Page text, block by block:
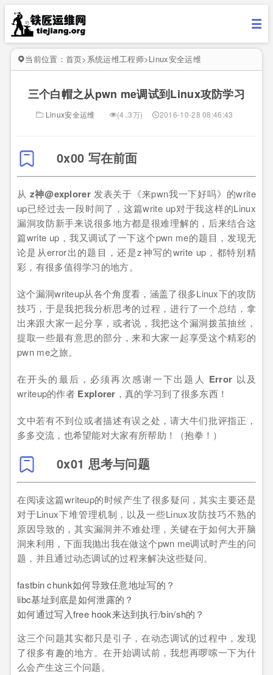
当前位置： 首页> 系统运维工程师>Linux安全运维
三个白帽之从pwn me调试到Linux攻防学习
Linux安全运维 (4..3万) 2016-10-28 08:46:43
0x00 写在前面
从 z神@explorer发表关于《来pwn我一下好吗》的write
up已经过去一段时间了，这篇write up对于我这样的Linux
漏洞攻防新手来说很多地方都是很难理解的，后来结合这
篇write up，我又调试了一下这个pwn me的题目，发现无
论是从error出的题目，还是z神写的write up，都特别精
彩，有很多值得学习的地方。
这个漏洞writeup从各个角度看，涵盖了很多Linux下的攻防
技巧，于是我把我分析思考的过程，进行了一个总结，拿
出来跟大家一起分享，或者说，我把这个漏洞拨茧抽丝，
提取一些最有意思的部分，来和大家一起享受这个精彩的
pwn me之旅。
在开头的最后，必须再次感谢一下出题人 Error 以及
writeup的作者 Explorer ，真的学习到了很多东西！
文中若有不到位或者描述有误之处，请大牛们批评指正，
多多交流，也希望能对大家有所帮助！（抱拳！）
0x01 思考与问题
在阅读这篇writeup的时候产生了很多疑问，其实主要还是
对于Linux下堆管理机制，以及一些Linux攻防技巧不熟的
原因导致的，其实漏洞并不难处理，关键在于如何大开脑
洞来利用，下面我抛出我在做这个pwn me调试时产生的问
题，并且通过动态调试的过程来解决这些疑问。
fastbin chunk如何导致任意地址写的？
libc基址到底是如何泄露的？
如何通过写入free hook来达到执行/bin/sh的？
这三个问题其实都只是引子，在动态调试的过程中，发现
了很多有趣的地方。在开始调试前，我想再啰嗦一下为什
么会产生这三个问题。